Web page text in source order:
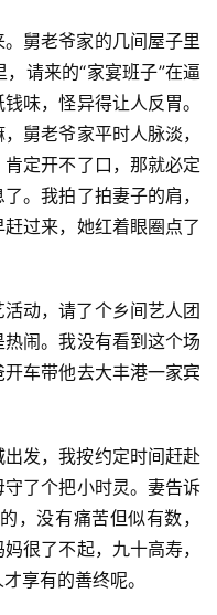
舅老爷家的几间屋子里
请来的“家宴班子”在逼
味，怪异得让人反胃。
舅老爷家平时人脉淡，
定开不了口，那就必定
。我拍了拍妻子的肩，
过来，她红着眼圈点了
动，请了个乡间艺人团
闹。我没有看到这个场
车带他去大丰港一家宾
发，我按约定时间赶赴
了个把小时灵。妻告诉
，没有痛苦但似有数，
很了不起，九十高寿，
享有的善终呢。